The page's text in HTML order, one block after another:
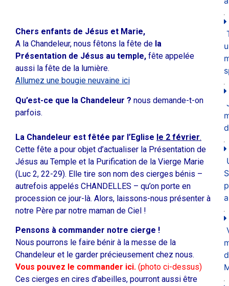
Chers enfants de Jésus et Marie,
A la Chandeleur, nous fêtons la fête de la
Présentation de Jésus au temple, fête appelée
aussi la fête de la lumière.
Allumez une bougie neuvaine ici
Qu’est-ce que la Chandeleur ? nous demande-t-on
parfois.
La Chandeleur est fêtée par l’Eglise le 2 février.
Cette fête a pour objet d’actualiser la Présentation de
Jésus au Temple et la Purification de la Vierge Marie
(Luc 2, 22-29). Elle tire son nom des cierges bénis –
autrefois appelés CHANDELLES – qu’on porte en
procession ce jour-là. Alors, laissons-nous présenter à
notre Père par notre maman de Ciel !
Pensons à commander notre cierge !
Nous pourrons le faire bénir à la messe de la
Chandeleur et le garder précieusement chez nous.
Vous pouvez le commander ici. (photo ci-dessus)
Ces cierges en cires d’abeilles, pourront aussi être